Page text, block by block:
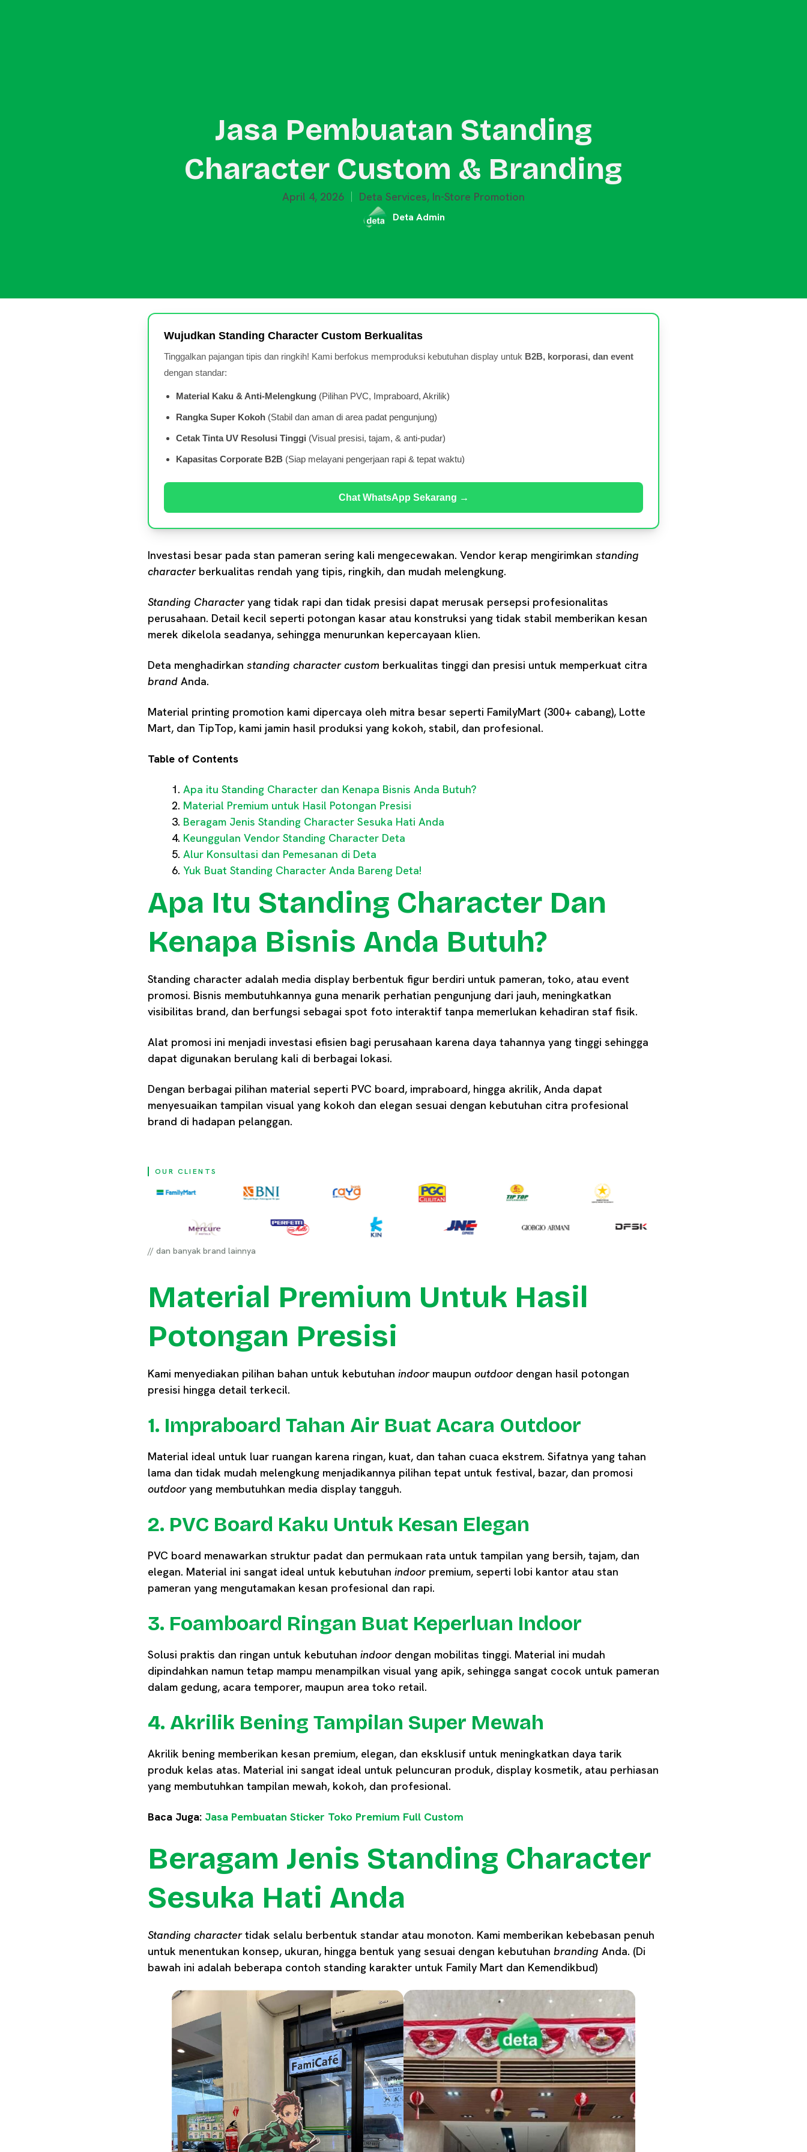
Jasa Pembuatan Standing
Character Custom & Branding
April 4, 2026 Deta Services, In-Store Promotion
Deta Admin
Wujudkan Standing Character Custom Berkualitas
Tinggalkan pajangan tipis dan ringkih! Kami berfokus memproduksi kebutuhan display untuk B2B, korporasi, dan event
dengan standar:
Material Kaku & Anti-Melengkung (Pilihan PVC, Impraboard, Akrilik)
Rangka Super Kokoh (Stabil dan aman di area padat pengunjung)
Cetak Tinta UV Resolusi Tinggi (Visual presisi, tajam, & anti-pudar)
Kapasitas Corporate B2B (Siap melayani pengerjaan rapi & tepat waktu)
Chat WhatsApp Sekarang →
Investasi besar pada stan pameran sering kali mengecewakan. Vendor kerap mengirimkan standing
characterberkualitas rendah yang tipis, ringkih, dan mudah melengkung.
Standing Characteryang tidak rapi dan tidak presisi dapat merusak persepsi profesionalitas
perusahaan. Detail kecil seperti potongan kasar atau konstruksi yang tidak stabil memberikan kesan
merek dikelola seadanya, sehingga menurunkan kepercayaan klien.
Deta menghadirkan standing character custom berkualitas tinggi dan presisi untuk memperkuat citra
brand Anda.
Material printing promotion kami dipercaya oleh mitra besar seperti FamilyMart (300+ cabang), Lotte
Mart, dan TipTop, kami jamin hasil produksi yang kokoh, stabil, dan profesional.
Table of Contents
Apa itu Standing Character dan Kenapa Bisnis Anda Butuh?
Material Premium untuk Hasil Potongan Presisi
Beragam Jenis Standing Character Sesuka Hati Anda
Keunggulan Vendor Standing Character Deta
Alur Konsultasi dan Pemesanan di Deta
Yuk Buat Standing Character Anda Bareng Deta!
Apa Itu Standing Character Dan
Kenapa Bisnis Anda Butuh?
Standing character adalah media display berbentuk figur berdiri untuk pameran, toko, atau event
promosi. Bisnis membutuhkannya guna menarik perhatian pengunjung dari jauh, meningkatkan
visibilitas brand, dan berfungsi sebagai spot foto interaktif tanpa memerlukan kehadiran staf fisik.
Alat promosi ini menjadi investasi efisien bagi perusahaan karena daya tahannya yang tinggi sehingga
dapat digunakan berulang kali di berbagai lokasi.
Dengan berbagai pilihan material seperti PVC board, impraboard, hingga akrilik, Anda dapat
menyesuaikan tampilan visual yang kokoh dan elegan sesuai dengan kebutuhan citra profesional
brand di hadapan pelanggan.
OUR CLIENTS
// dan banyak brand lainnya
Material Premium Untuk Hasil
Potongan Presisi
Kami menyediakan pilihan bahan untuk kebutuhan indoormaupun outdoordengan hasil potongan
presisi hingga detail terkecil.
1. Impraboard Tahan Air Buat Acara Outdoor
Material ideal untuk luar ruangan karena ringan, kuat, dan tahan cuaca ekstrem. Sifatnya yang tahan
lama dan tidak mudah melengkung menjadikannya pilihan tepat untuk festival, bazar, dan promosi
outdooryang membutuhkan media display tangguh.
2. PVC Board Kaku Untuk Kesan Elegan
PVC board menawarkan struktur padat dan permukaan rata untuk tampilan yang bersih, tajam, dan
elegan. Material ini sangat ideal untuk kebutuhan indoorpremium, seperti lobi kantor atau stan
pameran yang mengutamakan kesan profesional dan rapi.
3. Foamboard Ringan Buat Keperluan Indoor
Solusi praktis dan ringan untuk kebutuhan indoordengan mobilitas tinggi. Material ini mudah
dipindahkan namun tetap mampu menampilkan visual yang apik, sehingga sangat cocok untuk pameran
dalam gedung, acara temporer, maupun area toko retail.
4. Akrilik Bening Tampilan Super Mewah
Akrilik bening memberikan kesan premium, elegan, dan eksklusif untuk meningkatkan daya tarik
produk kelas atas. Material ini sangat ideal untuk peluncuran produk, display kosmetik, atau perhiasan
yang membutuhkan tampilan mewah, kokoh, dan profesional.
Baca Juga: Jasa Pembuatan Sticker Toko Premium Full Custom
Beragam Jenis Standing Character
Sesuka Hati Anda
Standing charactertidak selalu berbentuk standar atau monoton. Kami memberikan kebebasan penuh
untuk menentukan konsep, ukuran, hingga bentuk yang sesuai dengan kebutuhan branding Anda. (Di
bawah ini adalah beberapa contoh standing karakter untuk Family Mart dan Kemendikbud)